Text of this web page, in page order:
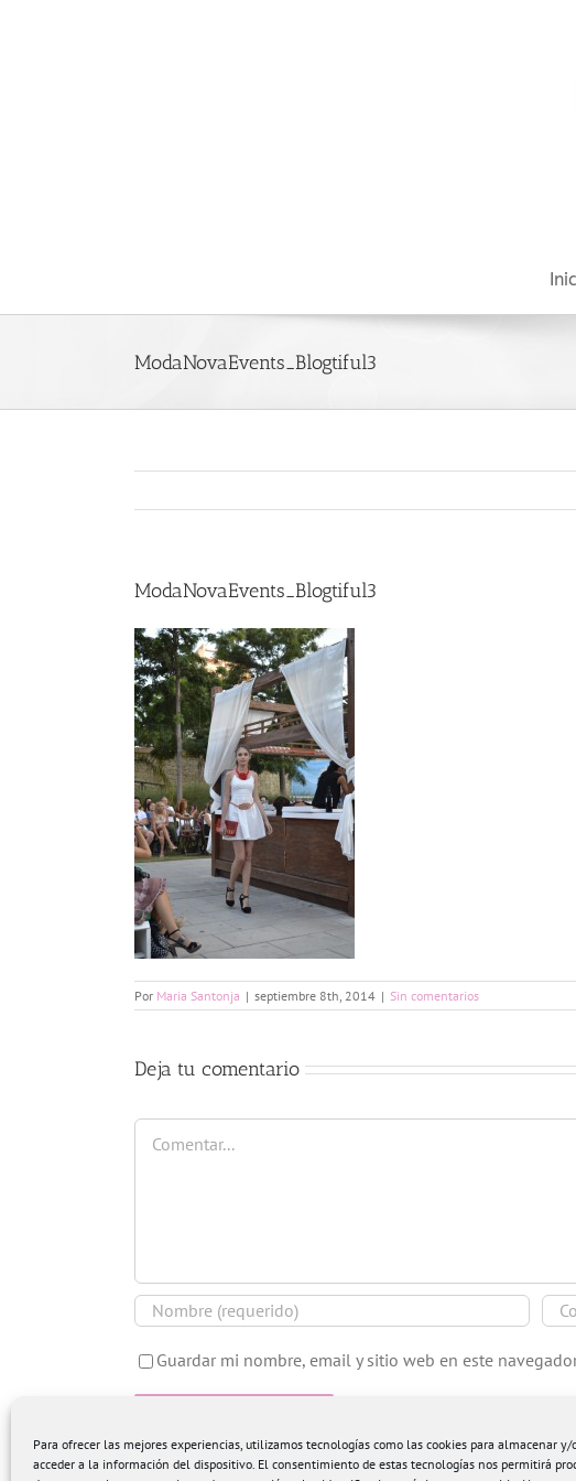
Para ofrecer las mejores experiencias, utilizamos tecnologías como las cookies para almacenar y/
acceder a la información del dispositivo. El consentimiento de estas tecnologías nos permitirá
ModaNovaEvents_Blogtiful3
ModaNovaEvents_Blogtiful3
Por Maria Santonja | septiembre 8th, 2014 | Sin comentarios
Deja tu comentario
Comentar
Guardar mi nombre, email y sitio web en este